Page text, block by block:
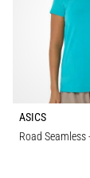
ASICS
Road Seamless